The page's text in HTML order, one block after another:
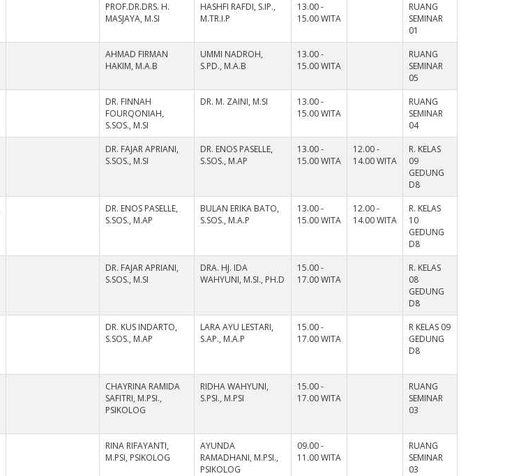
PROF.DR.DRS. H.
MASJAYA, M.SI
HASHFI RAFDI, S.IP.,
M.TR.I.P
13.00 -
15.00 WITA
RUANG
SEMINAR
01
AHMAD FIRMAN
HAKIM, M.A.B
UMMI NADROH,
S.PD., M.A.B
13.00 -
15.00 WITA
RUANG
SEMINAR
05
DR. FINNAH
FOURQONIAH,
S.SOS., M.SI
DR. M. ZAINI, M.SI
13.00 -
15.00 WITA
RUANG
SEMINAR
04
DR. FAJAR APRIANI,
S.SOS., M.SI
DR. ENOS PASELLE,
S.SOS., M.AP
13.00 -
15.00 WITA
12.00 -
14.00 WITA
R. KELAS
09
GEDUNG
D8
DR. ENOS PASELLE,
S.SOS., M.AP
BULAN ERIKA BATO,
S.SOS., M.A.P
13.00 -
15.00 WITA
12.00 -
14.00 WITA
R. KELAS
10
GEDUNG
D8
DR. FAJAR APRIANI,
S.SOS., M.SI
DRA. HJ. IDA
WAHYUNI, M.SI., PH.D
15.00 -
17.00 WITA
R. KELAS
08
GEDUNG
D8
DR. KUS INDARTO,
S.SOS., M.AP
LARA AYU LESTARI,
S.AP., M.A.P
15.00 -
17.00 WITA
R KELAS 09
GEDUNG
D8
CHAYRINA RAMIDA
SAFITRI, M.PSI.,
PSIKOLOG
RIDHA WAHYUNI,
S.PSI., M.PSI
15.00 -
17.00 WITA
RUANG
SEMINAR
03
RINA RIFAYANTI,
M.PSI, PSIKOLOG
AYUNDA
RAMADHANI, M.PSI.,
PSIKOLOG
09.00 -
11.00 WITA
RUANG
SEMINAR
03